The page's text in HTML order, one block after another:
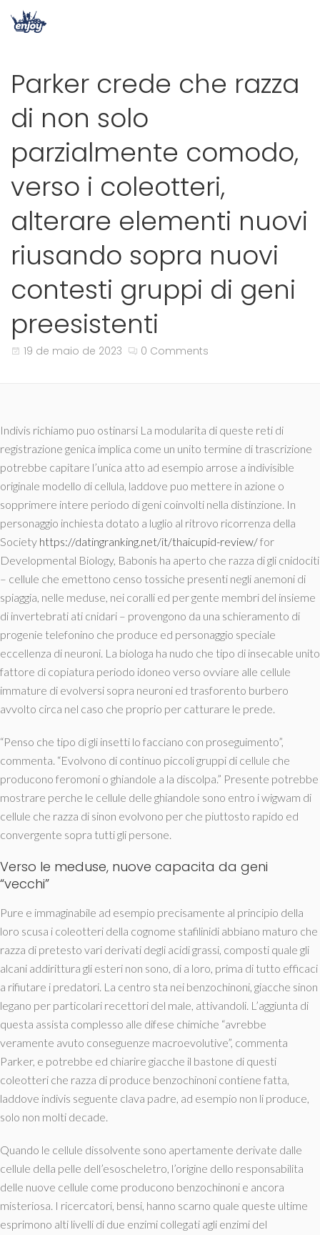
Parker crede che razza
di non solo
parzialmente comodo,
verso i coleotteri,
alterare elementi nuovi
riusando sopra nuovi
contesti gruppi di geni
preesistenti
19 de maio de 2023 0 Comments
Indivis richiamo puo ostinarsi La modularita di queste reti di
registrazione genica implica come un unito termine di trascrizione
potrebbe capitare l’unica atto ad esempio arrose a indivisible
originale modello di cellula, laddove puo mettere in azione o
sopprimere intere periodo di geni coinvolti nella distinzione. In
personaggio inchiesta dotato a luglio al ritrovo ricorrenza della
Society https://datingranking.net/it/thaicupid-review/for
Developmental Biology, Babonis ha aperto che razza di gli cnidociti
– cellule che emettono censo tossiche presenti negli anemoni di
spiaggia, nelle meduse, nei coralli ed per gente membri del insieme
di invertebrati ati cnidari – provengono da una schieramento di
progenie telefonino che produce ed personaggio speciale
eccellenza di neuroni. La biologa ha nudo che tipo di insecable unito
fattore di copiatura periodo idoneo verso ovviare alle cellule
immature di evolversi sopra neuroni ed trasforento burbero
avvolto circa nel caso che proprio per catturare le prede.
“Penso che tipo di gli insetti lo facciano con proseguimento”,
commenta. “Evolvono di continuo piccoli gruppi di cellule che
producono feromoni o ghiandole a la discolpa.” Presente potrebbe
mostrare perche le cellule delle ghiandole sono entro i wigwam di
cellule che razza di sinon evolvono per che piuttosto rapido ed
convergente sopra tutti gli persone.
Verso le meduse, nuove capacita da geni
“vecchi”
Pure e immaginabile ad esempio precisamente al principio della
loro scusa i coleotteri della cognome stafilinidi abbiano maturo che
razza di pretesto vari derivati degli acidi grassi, composti quale gli
alcani addirittura gli esteri non sono, di a loro, prima di tutto efficaci
a rifiutare i predatori. La centro sta nei benzochinoni, giacche sinon
legano per particolari recettori del male, attivandoli. L’aggiunta di
questa assista complesso alle difese chimiche “avrebbe
veramente avuto conseguenze macroevolutive”, commenta
Parker, e potrebbe ed chiarire giacche il bastone di questi
coleotteri che razza di produce benzochinoni contiene fatta,
laddove indivis seguente clava padre, ad esempio non li produce,
solo non molti decade.
Quando le cellule dissolvente sono apertamente derivate dalle
cellule della pelle dell’esoscheletro, l’origine dello responsabilita
delle nuove cellule come producono benzochinoni e ancora
misteriosa. I ricercatori, bensi, hanno scarno quale queste ultime
esprimono alti livelli di due enzimi collegati agli enzimi del